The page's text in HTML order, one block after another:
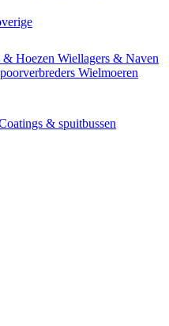
& Hoezen Wiellagers & Naven
Wielmoeren
& spuitbussen